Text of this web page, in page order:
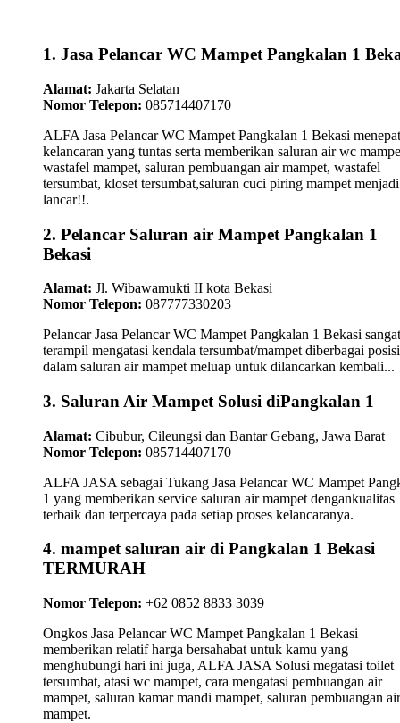
1. Jasa Pelancar WC Mampet Pangkalan 1
Alamat: Jakarta Selatan
Nomor Telepon: 085714407170
ALFA Jasa Pelancar WC Mampet Pangkalan 1 Bekasi
kelancaran yang tuntas serta memberikan saluran air wc
wastafel mampet, saluran pembuangan air mampet, wastafel
tersumbat, kloset tersumbat,saluran cuci piring mampet menjadi
lancar!!.
2. Pelancar Saluran air Mampet Pangkalan 1
Bekasi
Alamat: Jl. Wibawamukti II kota Bekasi
Nomor Telepon: 087777330203
Pelancar Jasa Pelancar WC Mampet Pangkalan 1 Bekasi sangat
terampil mengatasi kendala tersumbat/mampet diberbagai
dalam saluran air mampet meluap untuk dilancarkan kembali...
3. Saluran Air Mampet Solusi diPangkalan 1
Alamat: Cibubur, Cileungsi dan Bantar Gebang, Jawa Barat
Nomor Telepon: 085714407170
ALFA JASA sebagai Tukang Jasa Pelancar WC Mampet
1 yang memberikan service saluran air mampet dengankualitas
terbaik dan terpercaya pada setiap proses kelancaranya.
4. mampet saluran air di Pangkalan 1 Bekasi
TERMURAH
Nomor Telepon: +62 0852 8833 3039
Ongkos Jasa Pelancar WC Mampet Pangkalan 1 Bekasi
memberikan relatif harga bersahabat untuk kamu yang
menghubungi hari ini juga, ALFA JASA Solusi megatasi toilet
tersumbat, atasi wc mampet, cara mengatasi pembuangan air
mampet, saluran kamar mandi mampet, saluran pembuangan air
mampet.